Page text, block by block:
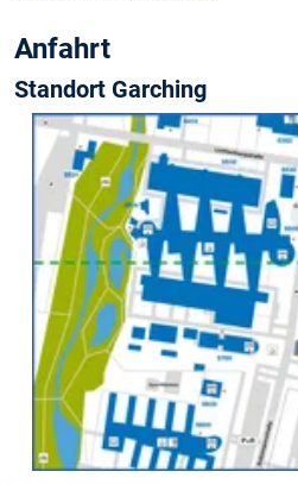
Anfahrt
Standort Garching